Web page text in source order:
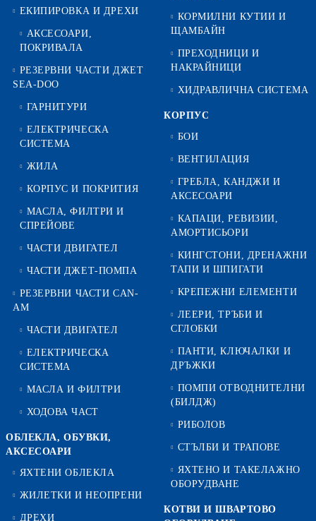
ЕКИПИРОВКА И ДРЕХИ
АКСЕСОАРИ,
ПОКРИВАЛА
РЕЗЕРВНИ ЧАСТИ ДЖЕТ
SEA-DOO
ГАРНИТУРИ
ЕЛЕКТРИЧЕСКА
СИСТЕМА
ЖИЛА
КОРПУС И ПОКРИТИЯ
МАСЛА, ФИЛТРИ И
СПРЕЙОВЕ
ЧАСТИ ДВИГАТЕЛ
ЧАСТИ ДЖЕТ-ПОМПА
РЕЗЕРВНИ ЧАСТИ CAN-
AM
ЧАСТИ ДВИГАТЕЛ
ЕЛЕКТРИЧЕСКА
СИСТЕМА
МАСЛА И ФИЛТРИ
ХОДОВА ЧАСТ
ОБЛЕКЛА, ОБУВКИ,
АКСЕСОАРИ
ЯХТЕНИ ОБЛЕКЛА
ЖИЛЕТКИ И НЕОПРЕНИ
ДРЕХИ
КОРМИЛНИ КУТИИ И
ЩАМБАЙН
ПРЕХОДНИЦИ И
НАКРАЙНИЦИ
ХИДРАВЛИЧНА СИСТЕМА
КОРПУС
БОИ
ВЕНТИЛАЦИЯ
ГРЕБЛА, КАНДЖИ И
АКСЕСОАРИ
КАПАЦИ, РЕВИЗИИ,
АМОРТИСЬОРИ
КИНГСТОНИ, ДРЕНАЖНИ
ТАПИ И ШПИГАТИ
КРЕПЕЖНИ ЕЛЕМЕНТИ
ЛЕЕРИ, ТРЪБИ И
СГЛОБКИ
ПАНТИ, КЛЮЧАЛКИ И
ДРЪЖКИ
ПОМПИ ОТВОДНИТЕЛНИ
(БИЛДЖ)
РИБОЛОВ
СТЪЛБИ И ТРАПОВЕ
ЯХТЕНО И ТАКЕЛАЖНО
ОБОРУДВАНЕ
КОТВИ И ШВАРТОВО